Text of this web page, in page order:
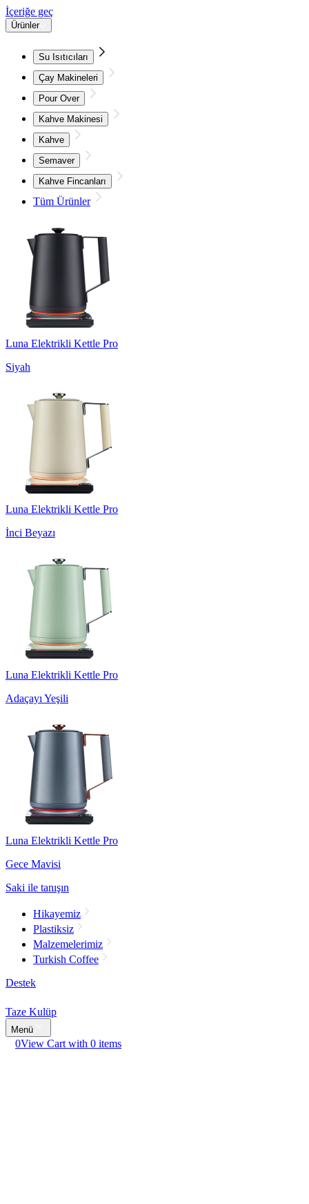
İçeriğe geç
Ürünler
Su Isıtıcıları
Çay Makineleri
Pour Over
Kahve Makinesi
Kahve
Semaver
Kahve Fincanları
Tüm Ürünler
Luna Elektrikli Kettle Pro
Siyah
Luna Elektrikli Kettle Pro
İnci Beyazı
Luna Elektrikli Kettle Pro
Adaçayı Yeşili
Luna Elektrikli Kettle Pro
Gece Mavisi
Saki ile tanışın
Hikayemiz
Plastiksiz
Malzemelerimiz
Turkish Coffee
Destek
Taze Kulüp
Menü
0View Cart with 0 items